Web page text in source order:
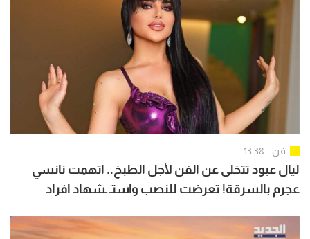
فن 13:38
ليال عبود تتخلى عن الفن لأجل الطبخ.. اتهمت نانسي
عجرم بالسرقة! تعرضت للنصب واستـ ـشهاد افراد